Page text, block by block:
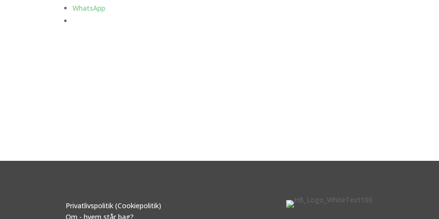
WhatsApp
Privatlivspolitik (Cookiepolitik)
Om - hvem står bag?